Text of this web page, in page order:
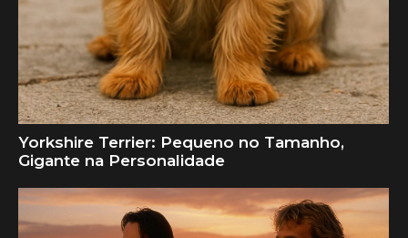
Yorkshire Terrier: Pequeno no Tamanho,
Gigante na Personalidade